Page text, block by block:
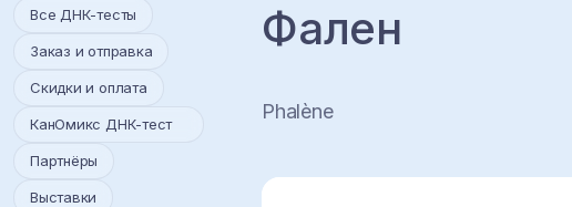
Все ДНК-тесты
Заказ и отправка
Скидки и оплата
КанОмикс ДНК-тест
Партнёры
Выставки
Фален
Phalène